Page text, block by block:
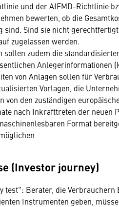
und der AIFMD-Richtlinie
bewerten, ob die
sind. Sind sie nicht
zugelassen werden.
sollen zudem die
Anlegerinformationen
von Anlagen sollen für
Vorlagen, die
von den zuständigen
nach Inkrafttreten der
Format
(Investor journey)
test": Berater, die
Instrumenten geben,